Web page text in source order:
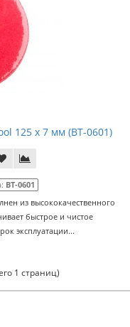
125 x 7 мм (BT-0601)
BT-0601
из высококачественного
быстрое и чистое
эксплуатации...
1 страниц)